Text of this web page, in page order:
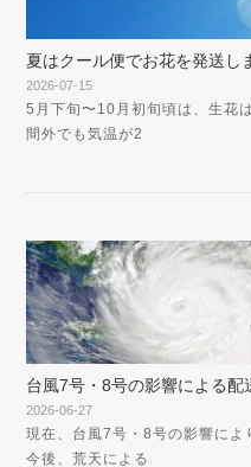
夏はクール便でお花を発送し
2026-07-15
5月下旬〜10月初旬頃は、生花
間外でも気温が2
台風7号・8号の影響による配
2026-06-27
現在、台風7号・8号の影響によ
今後、荒天による